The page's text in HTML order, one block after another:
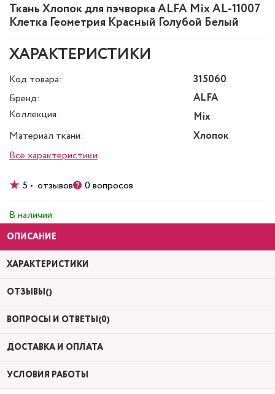
Ткань Хлопок для пэчворка ALFA Mix AL-11007
Клетка Геометрия Красный Голубой Белый
ХАРАКТЕРИСТИКИ
Код товара:
315060
Бренд:
ALFA
Коллекция:
Mix
Материал ткани:
Хлопок
Все характеристики
5 • отзывов 0 вопросов
В наличии
ОПИСАНИЕ
ХАРАКТЕРИСТИКИ
ОТЗЫВЫ()
ВОПРОСЫ И ОТВЕТЫ(0)
ДОСТАВКА И ОПЛАТА
УСЛОВИЯ РАБОТЫ